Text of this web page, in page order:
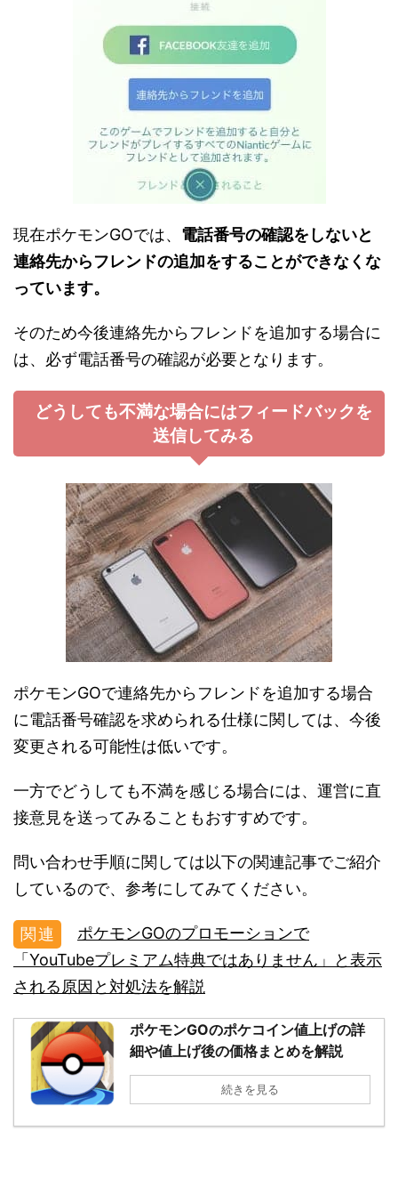
現在ポケモンGOでは、 電話番号の確認をしないと
連絡先からフレンドの追加をすることができなくな
っています。
そのため今後連絡先からフレンドを追加する場合に
は、必ず電話番号の確認が必要となります。
どうしても不満な場合にはフィードバックを
送信してみる
ポケモンGOで連絡先からフレンドを追加する場合
に電話番号確認を求められる仕様に関しては、今後
変更される可能性は低いです。
一方でどうしても不満を感じる場合には、運営に直
接意見を送ってみることもおすすめです。
問い合わせ手順に関しては以下の関連記事でご紹介
しているので、参考にしてみてください。
ポケモンGOのプロモーションで
「YouTubeプレミアム特典ではありません」と表示
される原因と対処法を解説
ポケモンGOのポケコイン値上げの詳
細や値上げ後の価格まとめを解説
続きを見る